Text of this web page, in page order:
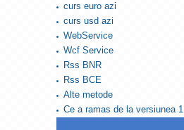
curs euro azi
curs usd azi
WebService
Wcf Service
Rss BNR
Rss BCE
Alte metode
Ce a ramas de la versiunea 1